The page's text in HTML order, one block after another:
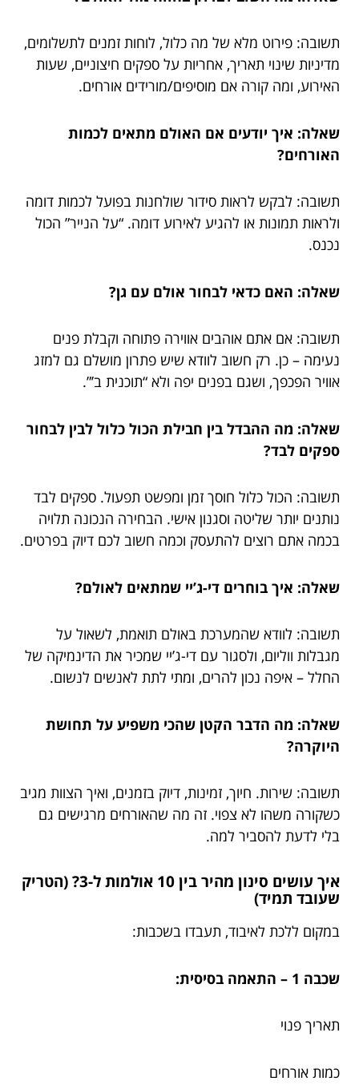
תשובה: פירוט מלא של מה כלול, לוחות זמנים לתשלומים,
מדיניות שינוי תאריך, אחריות על ספקים חיצוניים, שעות
האירוע, ומה קורה אם מוסיפים/מורידים אורחים.
שאלה: איך יודעים אם האולם מתאים לכמות
האורחים?
תשובה: לבקש לראות סידור שולחנות בפועל לכמות דומה
ולראות תמונות או להגיע לאירוע דומה. “על הנייר” הכול
נכנס.
שאלה: האם כדאי לבחור אולם עם גן?
תשובה: אם אתם אוהבים אווירה פתוחה וקבלת פנים
נעימה – כן. רק חשוב לוודא שיש פתרון מושלם גם למזג
אוויר הפכפך, ושגם בפנים יפה ולא “תוכנית ב’”.
שאלה: מה ההבדל בין חבילת הכול כלול לבין לבחור
ספקים לבד?
תשובה: הכול כלול חוסך זמן ומפשט תפעול. ספקים לבד
נותנים יותר שליטה וסגנון אישי. הבחירה הנכונה תלויה
בכמה אתם רוצים להתעסק וכמה חשוב לכם דיוק בפרטים.
שאלה: איך בוחרים די-ג’יי שמתאים לאולם?
תשובה: לוודא שהמערכת באולם תואמת, לשאול על
מגבלות ווליום, ולסגור עם די-ג’יי שמכיר את הדינמיקה של
החלל – איפה נכון להרים, ומתי לתת לאנשים לנשום.
שאלה: מה הדבר הקטן שהכי משפיע על תחושת
היוקרה?
תשובה: שירות. חיוך, זמינות, דיוק בזמנים, ואיך הצוות מגיב
כשקורה משהו לא צפוי. זה מה שהאורחים מרגישים גם
בלי לדעת להסביר למה.
איך עושים סינון מהיר בין 10 אולמות ל-3? (הטריק
שעובד תמיד)
במקום ללכת לאיבוד, תעבדו בשכבות:
שכבה 1 – התאמה בסיסית:
תאריך פנוי
כמות אורחים